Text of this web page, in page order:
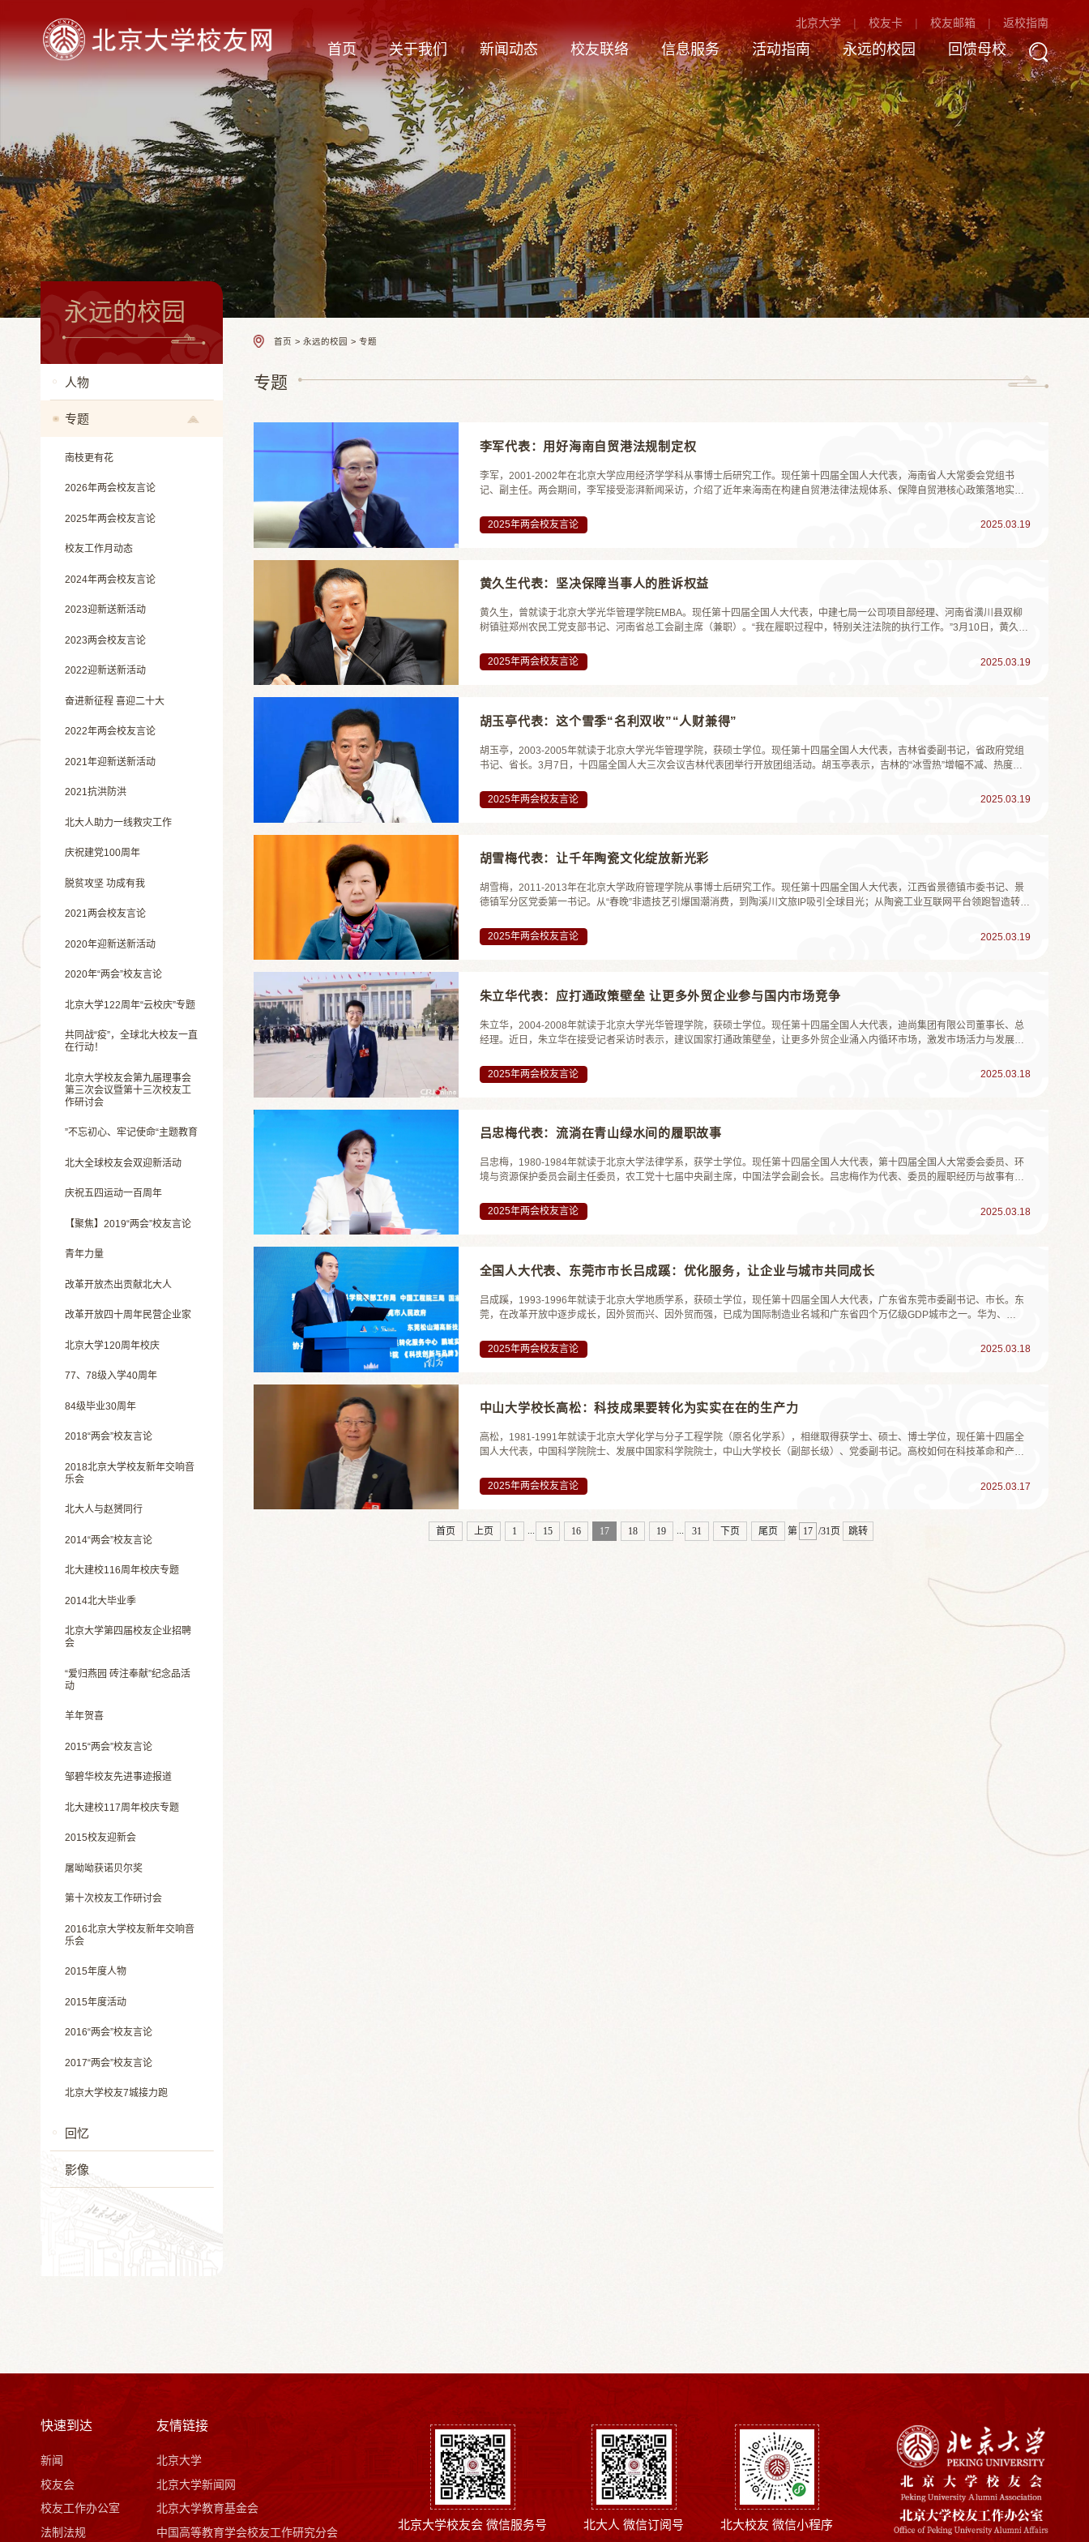
北京大学 校友卡 校友邮箱 返校指南
首页 关于我们 新闻动态 校友联络 信息服务 活动指南 永远的校园 回馈母校
永远的校园
人物
专题
南枝更有花
2026年两会校友言论
2025年两会校友言论
校友工作月动态
2024年两会校友言论
2023迎新送新活动
2023两会校友言论
2022迎新送新活动
奋进新征程 喜迎二十大
2022年两会校友言论
2021年迎新送新活动
2021抗洪防洪
北大人助力一线救灾工作
庆祝建党100周年
脱贫攻坚 功成有我
2021两会校友言论
2020年迎新送新活动
2020年“两会”校友言论
北京大学122周年“云校庆”专题
共同战“疫”，全球北大校友一直
在行动！
北京大学校友会第九届理事会
第三次会议暨第十三次校友工
作研讨会
”不忘初心、牢记使命“主题教育
北大全球校友会双迎新活动
庆祝五四运动一百周年
【聚焦】2019“两会”校友言论
青年力量
改革开放杰出贡献北大人
改革开放四十周年民营企业家
北京大学120周年校庆
77、78级入学40周年
84级毕业30周年
2018“两会”校友言论
2018北京大学校友新年交响音
乐会
北大人与赵赟同行
2014“两会”校友言论
北大建校116周年校庆专题
2014北大毕业季
北京大学第四届校友企业招聘
会
“爱归燕园 砖注奉献”纪念品活
动
羊年贺喜
2015“两会”校友言论
邹碧华校友先进事迹报道
北大建校117周年校庆专题
2015校友迎新会
屠呦呦获诺贝尔奖
第十次校友工作研讨会
2016北京大学校友新年交响音
乐会
2015年度人物
2015年度活动
2016“两会”校友言论
2017“两会”校友言论
北京大学校友7城接力跑
回忆
影像
首页 > 永远的校园 > 专题
专题
李军代表：用好海南自贸港法规制定权
李军，2001-2002年在北京大学应用经济学学科从事博士后研究工作。现任第十四届全国人大代表，海南省人大常委会党组书
记、副主任。两会期间，李军接受澎湃新闻采访，介绍了近年来海南在构建自贸港法律法规体系、保障自贸港核心政策落地实施
接、符合海南自贸港定位的法规制度体系。主要做了三项工作，简而言之就...
2025年两会校友言论 2025.03.19
黄久生代表：坚决保障当事人的胜诉权益
黄久生，曾就读于北京大学光华管理学院EMBA。现任第十四届全国人大代表，中建七局一公司项目部经理、河南省潢川县双柳
树镇驻郑州农民工党支部书记、河南省总工会副主席（兼职）。“我在履职过程中，特别关注法院的执行工作。”3月10日，黄久生
分。有的时候判决赢了，不一定能执行到位。”在他看来，执行工...
2025年两会校友言论 2025.03.19
胡玉亭代表：这个雪季“名利双收”“人财兼得”
胡玉亭，2003-2005年就读于北京大学光华管理学院，获硕士学位。现任第十四届全国人大代表，吉林省委副书记，省政府党组
书记、省长。3月7日，十四届全国人大三次会议吉林代表团举行开放团组活动。胡玉亭表示，吉林的“冰雪热”增幅不减、热度持
月底，吉林接待游客突破1.4亿人次，旅游总花费2290亿元，同...
2025年两会校友言论 2025.03.19
胡雪梅代表：让千年陶瓷文化绽放新光彩
胡雪梅，2011-2013年在北京大学政府管理学院从事博士后研究工作。现任第十四届全国人大代表，江西省景德镇市委书记、景
德镇军分区党委第一书记。从“春晚”非遗技艺引爆国潮消费，到陶溪川文旅IP吸引全球目光；从陶瓷工业互联网平台领跑智造转
2000多年的冶陶史、1000多年的官窑史、600多年的御窑史，我们精心...
2025年两会校友言论 2025.03.19
朱立华代表：应打通政策壁垒 让更多外贸企业参与国内市场竞争
朱立华，2004-2008年就读于北京大学光华管理学院，获硕士学位。现任第十四届全国人大代表，迪尚集团有限公司董事长、总
经理。近日，朱立华在接受记者采访时表示，建议国家打通政策壁垒，让更多外贸企业涌入内循环市场，激发市场活力与发展内
国家经过了工业革命，工装、职业服装的市场已经发展得非常细化。随...
2025年两会校友言论 2025.03.18
吕忠梅代表：流淌在青山绿水间的履职故事
吕忠梅，1980-1984年就读于北京大学法律学系，获学士学位。现任第十四届全国人大代表，第十四届全国人大常委会委员、环
境与资源保护委员会副主任委员，农工党十七届中央副主席，中国法学会副会长。吕忠梅作为代表、委员的履职经历与故事有很
员，十二届、十三届全国政协社会和法制委员会驻会副主任，现在是十四...
2025年两会校友言论 2025.03.18
全国人大代表、东莞市市长吕成蹊：优化服务，让企业与城市共同成长
吕成蹊，1993-1996年就读于北京大学地质学系，获硕士学位，现任第十四届全国人大代表，广东省东莞市委副书记、市长。东
莞，在改革开放中逐步成长，因外贸而兴、因外贸而强，已成为国际制造业名城和广东省四个万亿级GDP城市之一。华为、
发……这些皇冠上的明珠熠熠生辉，更有22万家中小型工业企业如繁星点点，...
2025年两会校友言论 2025.03.18
中山大学校长高松：科技成果要转化为实实在在的生产力
高松，1981-1991年就读于北京大学化学与分子工程学院（原名化学系），相继取得获学士、硕士、博士学位，现任第十四届全
国人大代表，中国科学院院士、发展中国家科学院院士，中山大学校长（副部长级）、党委副书记。高校如何在科技革命和产业
12日在《中国日报》撰文指出，近年来，中山大学通过深化科研管理改...
2025年两会校友言论 2025.03.17
首页 上页 1 ... 15 16 17 18 19 ... 31 下页 尾页 第 /31页 跳转
快速到达
新闻
校友会
校友工作办公室
法制法规
友情链接
北京大学
北京大学新闻网
北京大学教育基金会
中国高等教育学会校友工作研究分会
北京大学校友会 微信服务号 北大人 微信订阅号 北大校友 微信小程序